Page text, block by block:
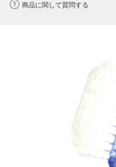
商品に関して質問する